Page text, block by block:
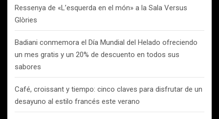
Ressenya de «L’esquerda en el món» a la Sala Versus
Glòries
Badiani conmemora el Día Mundial del Helado ofreciendo
un mes gratis y un 20% de descuento en todos sus
sabores
Café, croissant y tiempo: cinco claves para disfrutar de un
desayuno al estilo francés este verano